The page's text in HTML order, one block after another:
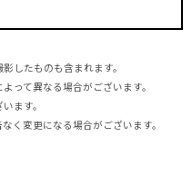
したものも含まれます。
って異なる場合がございます。
ます。
く変更になる場合がございます。